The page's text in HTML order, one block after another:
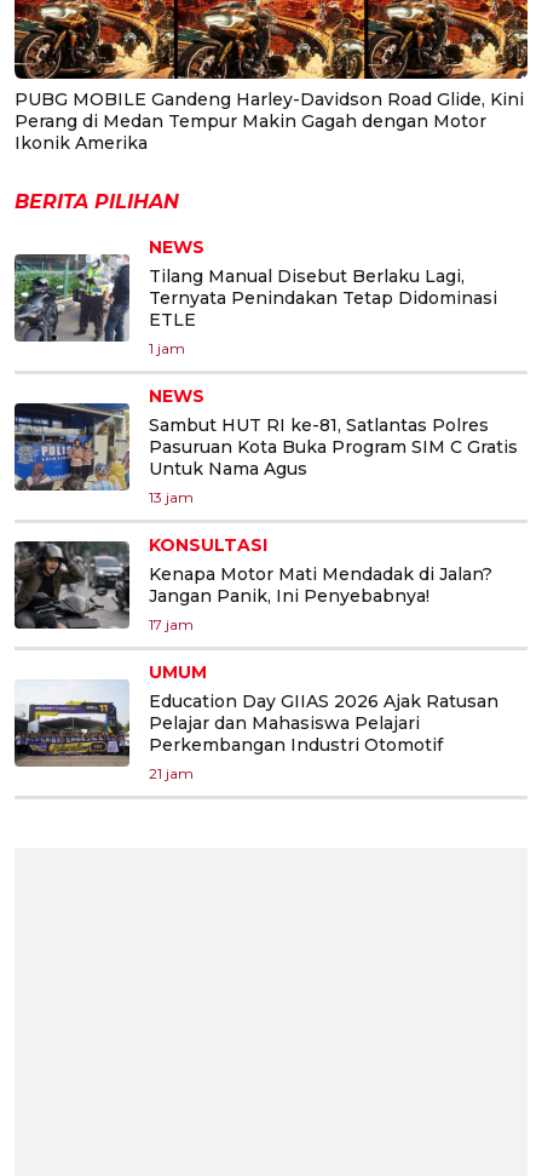
PUBG MOBILE Gandeng Harley-Davidson Road Glide, Kini
Perang di Medan Tempur Makin Gagah dengan Motor
Ikonik Amerika
BERITA PILIHAN
NEWS
Tilang Manual Disebut Berlaku Lagi,
Ternyata Penindakan Tetap Didominasi
ETLE
1 jam
NEWS
Sambut HUT RI ke-81, Satlantas Polres
Pasuruan Kota Buka Program SIM C Gratis
Untuk Nama Agus
13 jam
KONSULTASI
Kenapa Motor Mati Mendadak di Jalan?
Jangan Panik, Ini Penyebabnya!
17 jam
UMUM
Education Day GIIAS 2026 Ajak Ratusan
Pelajar dan Mahasiswa Pelajari
Perkembangan Industri Otomotif
21 jam